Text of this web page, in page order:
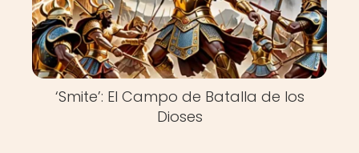
‘Smite’: El Campo de Batalla de los
Dioses